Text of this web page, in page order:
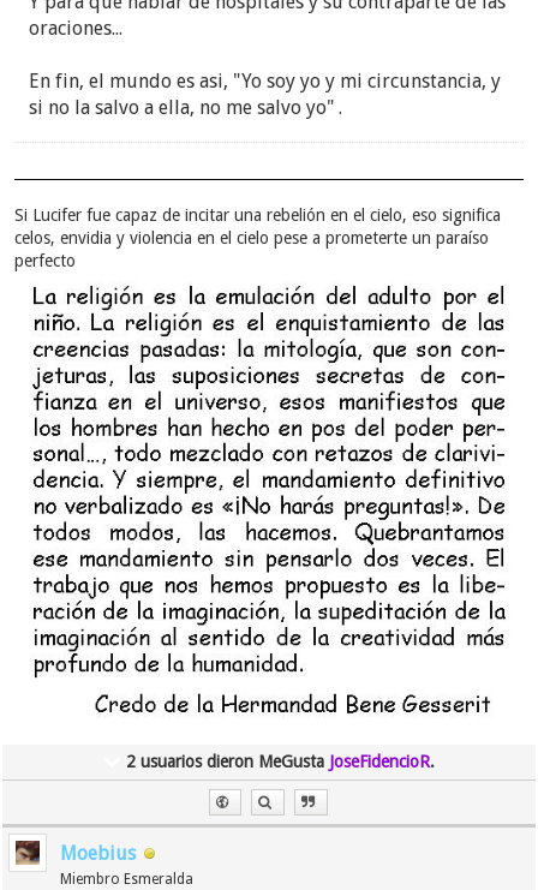
oraciones...
En fin, el mundo es asi, "Yo soy yo y mi circunstancia, y
si no la salvo a ella, no me salvo yo" .
Si Lucifer fue capaz de incitar una rebelión en el cielo, eso significa
celos, envidia y violencia en el cielo pese a prometerte un paraíso
perfecto
2 usuarios dieron MeGusta JoseFidencioR.
Moebius
Miembro Esmeralda